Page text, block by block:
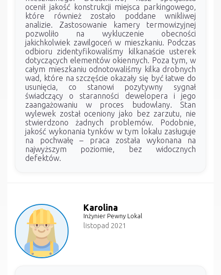
ocenił jakość konstrukcji miejsca parkingowego,
które również zostało poddane wnikliwej
analizie. Zastosowanie kamery termowizyjnej
pozwoliło na wykluczenie obecności
jakichkolwiek zawilgoceń w mieszkaniu. Podczas
odbioru zidentyfikowaliśmy kilkanaście usterek
dotyczących elementów okiennych. Poza tym, w
całym mieszkaniu odnotowaliśmy kilka drobnych
wad, które na szczęście okazały się być łatwe do
usunięcia, co stanowi pozytywny sygnał
świadczący o staranności dewelopera i jego
zaangażowaniu w proces budowlany. Stan
wylewek został oceniony jako bez zarzutu, nie
stwierdzono żadnych problemów. Podobnie,
jakość wykonania tynków w tym lokalu zasługuje
na pochwałę – praca została wykonana na
najwyższym poziomie, bez widocznych
defektów.
Karolina
Inżynier Pewny Lokal
listopad 2021